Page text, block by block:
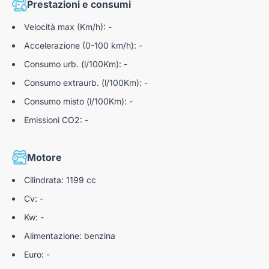
Dalle 09:00–12:30 alle 14:30–19:00
Nota bene: Autoteam9 S.r.l. declina ogni responsabilità per
eventuali involontarie incongruenze, che non rappresentano in
N185689
Prestazioni e consumi
Velocità max (Km/h): -
Accelerazione (0-100 km/h): -
Consumo urb. (l/100Km): -
Consumo extraurb. (l/100Km): -
Consumo misto (l/100Km): -
Emissioni CO2: -
Motore
Cilindrata: 1199 cc
Cv: -
Kw: -
Alimentazione: benzina
Euro: -